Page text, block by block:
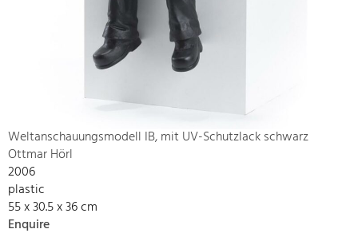
Weltanschauungsmodell IB, mit UV-Schutzlack schwarz
Ottmar Hörl
2006
plastic
55 x 30.5 x 36 cm
Enquire